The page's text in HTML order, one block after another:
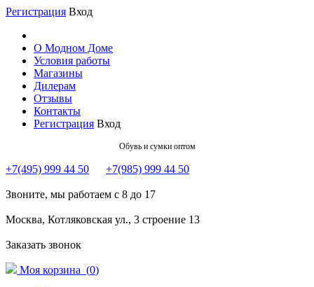
Регистрация Вход
О Модном Доме
Условия работы
Магазины
Дилерам
Отзывы
Контакты
Регистрация Вход
Обувь и сумки оптом
+7(495) 999 44 50 +7(985) 999 44 50
Звоните, мы работаем с 8 до 17
Москва, Котляковская ул., 3 строение 13
Заказать звонок
Моя корзина (0)